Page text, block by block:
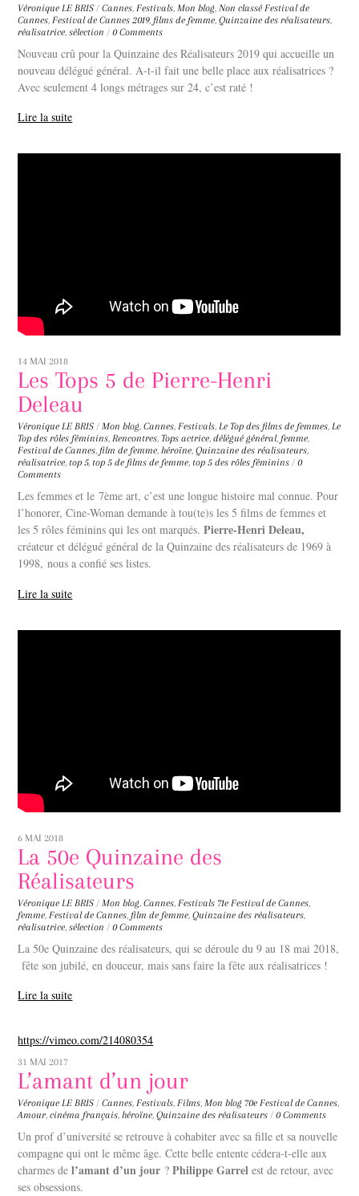
Véronique LE BRIS / Cannes, Festivals, Mon blog, Non classé Festival de
Cannes, Festival de Cannes 2019, films de femme,Quinzaine des réalisateurs,
réalisatrice,sélection / 0 Comments
Nouveau crû pour la Quinzaine des Réalisateurs 2019 qui accueille un
nouveau délégué général. A-t-il fait une belle place aux réalisatrices ?
Avec seulement 4 longs métrages sur 24, c’est raté !
Lire la suite
14 MAI 2018
Les Tops 5 de Pierre-Henri
Deleau
Véronique LE BRIS / Mon blog,Cannes,Festivals,Le Top des films de femmes,Le
Top des rôles féminins,Rencontres,Tops actrice,délégué général, femme,
Festival de Cannes, film de femme,héroïne,Quinzaine des réalisateurs,
réalisatrice, top 5, top 5 de films de femme, top 5 des rôles féminins / 0
Comments
Les femmes et le 7ème art, c’est une longue histoire mal connue. Pour
l’honorer, Cine-Woman demande à tou(te)s les 5 films de femmes et
les 5 rôles féminins qui les ont marqués.Pierre-Henri Deleau,
créateur et délégué général de la Quinzaine des réalisateurs de 1969 à
1998, nous a confié ses listes.
Lire la suite
6 MAI 2018
La 50e Quinzaine des
Réalisateurs
Véronique LE BRIS / Mon blog,Cannes, Festivals 71e Festival de Cannes,
femme, Festival de Cannes, film de femme,Quinzaine des réalisateurs,
réalisatrice,sélection / 0 Comments
La 50e Quinzaine des réalisateurs, qui se déroule du 9 au 18 mai 2018,
fête son jubilé, en douceur, mais sans faire la fête aux réalisatrices !
Lire la suite
https://vimeo.com/214080354
31 MAI 2017
L’amant d’un jour
Véronique LE BRIS / Cannes,Festivals,Films,Mon blog 70e Festival de Cannes,
Amour,cinéma français,héroïne,Quinzaine des réalisateurs / 0 Comments
Un prof d’université se retrouve à cohabiter avec sa fille et sa nouvelle
compagne qui ont le même âge. Cette belle entente cédera-t-elle aux
charmes de l’amant d’un jour ? Philippe Garrel est de retour, avec
ses obsessions.